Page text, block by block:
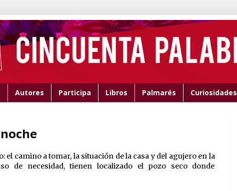
Autores Participa Libros Palmarés Curiosidades
el camino a tomar, la situación de la casa y del agujero en la
de necesidad, tienen localizado el pozo seco donde